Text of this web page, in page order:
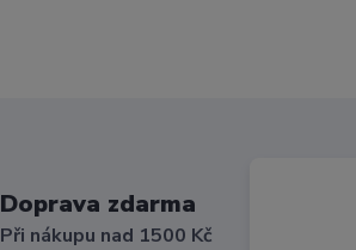
Doprava zdarma
Při nákupu nad 1500 Kč